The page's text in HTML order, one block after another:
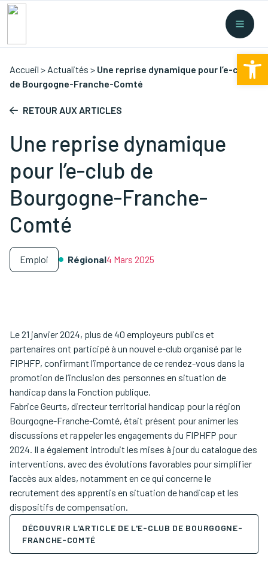
Collectes Nouvelles législations/
Accueil > Actualités > Une reprise dynamique pour l’e-club
de Bourgogne-Franche-Comté
RETOUR AUX ARTICLES
Une reprise dynamique
pour l’e-club de
Bourgogne-Franche-
Comté
Emploi Régional4 Mars 2025
Le 21 janvier 2024, plus de 40 employeurs publics et
partenaires ont participé à un nouvel e-club organisé par le
FIPHFP, confirmant l’importance de ce rendez-vous dans la
promotion de l’inclusion des personnes en situation de
handicap dans la Fonction publique.
Fabrice Geurts, directeur territorial handicap pour la région
Bourgogne-Franche-Comté, était présent pour animer les
discussions et rappeler les engagements du FIPHFP pour
2024. Il a également introduit les mises à jour du catalogue des
interventions, avec des évolutions favorables pour simplifier
l’accès aux aides, notamment en ce qui concerne le
recrutement des apprentis en situation de handicap et les
dispositifs de compensation.
DÉCOUVRIR L'ARTICLE DE L'E-CLUB DE BOURGOGNE-
FRANCHE-COMTÉ